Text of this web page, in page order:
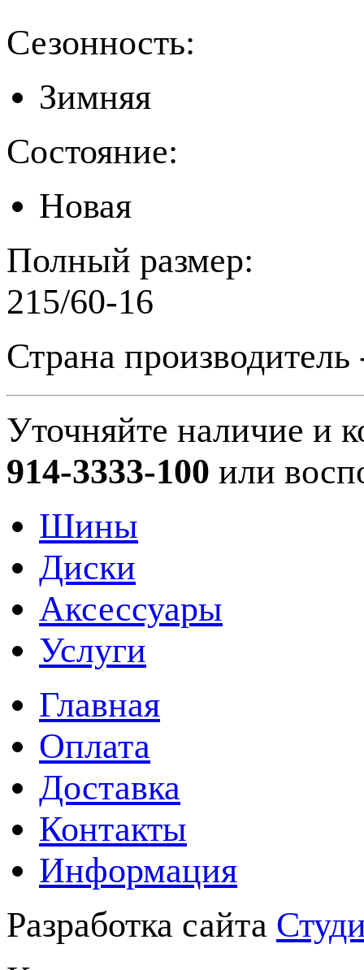
Сезонность:
Зимняя
Состояние:
Новая
Полный размер:
215/60-16
Страна
Уточняйте наличие и
914-3333-100 или
Шины
Диски
Аксессуары
Услуги
Главная
Оплата
Доставка
Контакты
Информация
Разработка сайта